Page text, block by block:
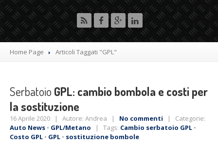
GALLERIA
NEWS
Home Page Articoli Taggati "GPL"
Serbatoio GPL: cambio bombola e costi per
la sostituzione
16 Aprile 2020 | Autore: Andrea | No commenti | Categorie:
Auto News • GPL/Metano | Tags: Cambio serbatoio GPL •
Costo GPL • GPL • sostituzione bombole